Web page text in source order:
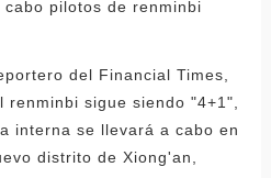
pilotos de renminbi
del Financial Times,
sigue siendo "4+1",
interna se llevará a cabo en
distrito de Xiong'an,